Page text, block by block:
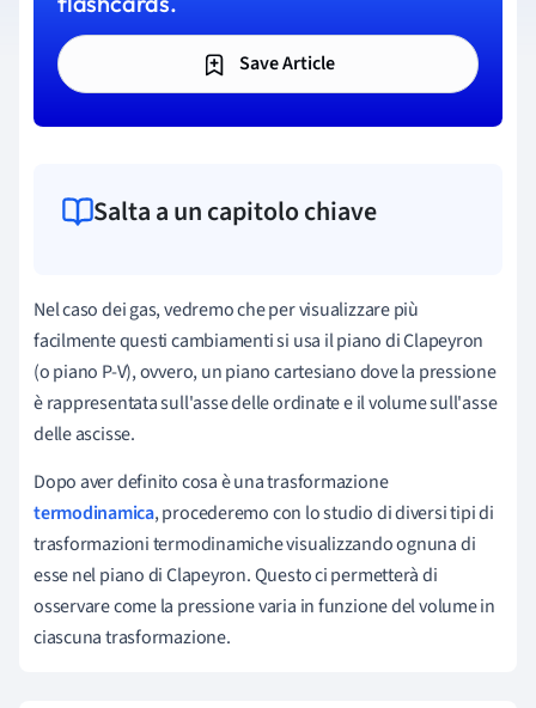
Save Article
Salta a un capitolo chiave
Nel caso dei gas, vedremo che per visualizzare più
facilmente questi cambiamenti si usa il piano di Clapeyron
(o piano P-V), ovvero, un piano cartesiano dove la pressione
è rappresentata sull'asse delle ordinate e il volume sull'asse
delle ascisse.
Dopo aver definito cosa è una trasformazione
termodinamica, procederemo con lo studio di diversi tipi di
trasformazioni termodinamiche visualizzando ognuna di
esse nel piano di Clapeyron. Questo ci permetterà di
osservare come la pressione varia in funzione del volume in
ciascuna trasformazione.